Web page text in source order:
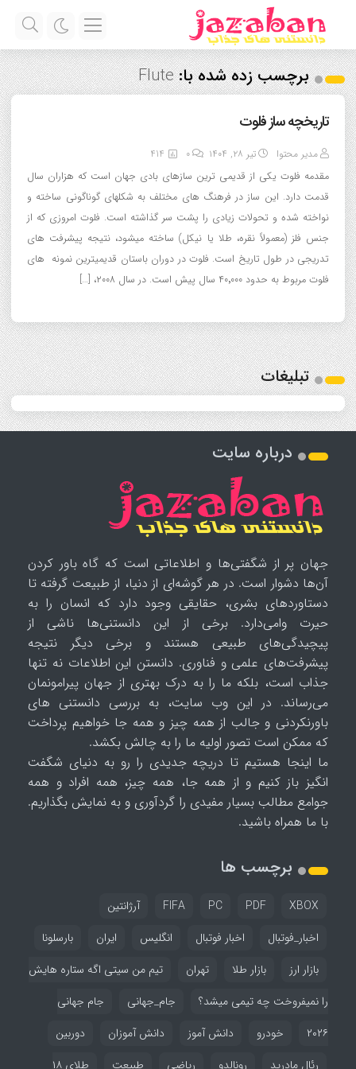
برچسب زده شده با:Flute
تاریخچه ساز فلوت
مدیر محتوا تیر ۲۸, ۱۴۰۴ 0
414
مقدمه فلوت یکی از قدیمی ترین سازهای بادی جهان است که هزاران سال
قدمت دارد. این ساز در فرهنگ های مختلف به شکلهای گوناگونی ساخته و
نواخته شده و تحولات زیادی را پشت سر گذاشته است. فلوت امروزی که از
جنس فلز (معمولاً نقره، طلا یا نیکل) ساخته میشود، نتیجه پیشرفت های
تدریجی در طول تاریخ است. فلوت در دوران باستان قدیمیترین نمونه های
فلوت مربوط به حدود ۴۰٬۰۰۰ سال پیش است. در سال ۲۰۰۸، […]
تبلیغات
درباره سایت
جهان پر از شگفتی‌ها و اطلاعاتی است که گاه باور کردن
آن‌ها دشوار است. در هر گوشه‌ای از دنیا، از طبیعت گرفته تا
دستاوردهای بشری، حقایقی وجود دارد که انسان را به
حیرت وامی‌دارد. برخی از این دانستنی‌ها ناشی از
پیچیدگی‌های طبیعی هستند و برخی دیگر نتیجه
پیشرفت‌های علمی و فناوری. دانستن این اطلاعات نه تنها
جذاب است، بلکه ما را به درک بهتری از جهان پیرامونمان
می‌رساند. در این وب سایت، به بررسی دانستنی های
باورنکردنی و جالب از همه چیز و همه جا خواهیم پرداخت
که ممکن است تصور اولیه ما را به چالش بکشد.
ما اینجا هستیم تا دریچه جدیدی را رو به دنیای شگفت
انگیز باز کنیم و از همه جا، همه چیز، همه افراد و همه
جوامع مطالب بسیار مفیدی را گردآوری و به نمایش بگذاریم.
با ما همراه باشید.
برچسب ها
FIFA PC PDF XBOX
آرژانتین
اخبار_فوتبال
اخبار فوتبال انگلیس ایران
بارسلونا
بازار ارز
بازار طلا تهران
تیم من سیتی اگه ستاره هایش
را نمیفروخت چه تیمی میشد؟
جام_جهانی
جام جهانی
۲۰۲۶
خودرو دانش آموز دانش آموزان
دوربین
رئال مادرید
رونالدو ریاضی طبیعت طلای ۱۸